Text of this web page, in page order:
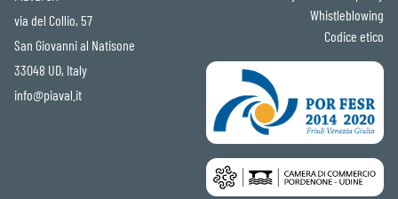
via del Collio, 57
San Giovanni al Natisone
33048 UD, Italy
info@piaval.it
Whistleblowing
Codice etico